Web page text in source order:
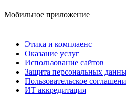
Мобильное приложение
Этика и комплаенс
Оказание услуг
Использование сайтов
Защита персональных
Пользовательское
ИТ аккредитация